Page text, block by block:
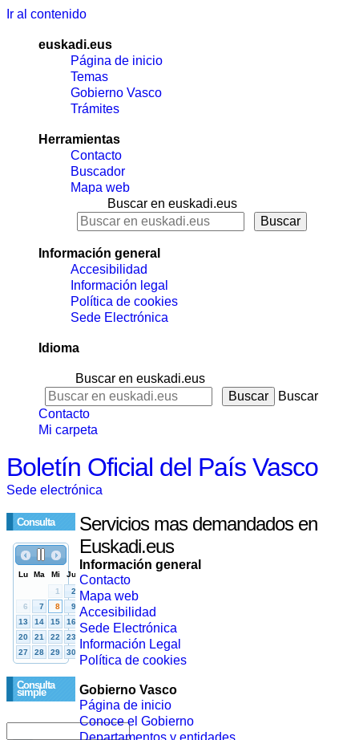
Ir al contenido
euskadi.eus
Página de inicio
Temas
Gobierno Vasco
Trámites
Herramientas
Contacto
Buscador
Mapa web
Buscar en euskadi.eus
Información general
Accesibilidad
Información legal
Política de cookies
Sede Electrónica
Idioma
Buscar en euskadi.eus
Buscar
Contacto
Mi carpeta
Boletín Oficial del País Vasco
Sede electrónica
Consulta
Consulta
simple
Servicios mas demandados en
Euskadi.eus
Información general
Contacto
Mapa web
Accesibilidad
Sede Electrónica
Información Legal
Política de cookies
Gobierno Vasco
Página de inicio
Conoce el Gobierno
Departamentos y entidades